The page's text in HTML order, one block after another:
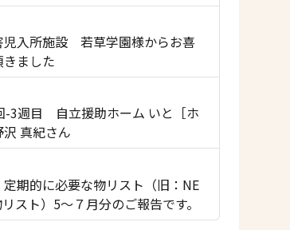
児入所施設 若草学園様からお喜
ました
-3週目 自立援助ホーム いと［ホ
真紀さん
定期的に必要な物リスト（旧：NE
スト）5〜７月分のご報告です。